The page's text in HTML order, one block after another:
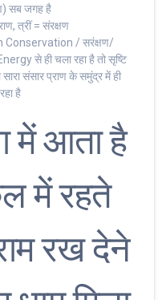
सब जगह है
त्रीं = संरक्षण
Conservation / सरंक्षण/
से ही चला रहा है तो सृष्टि
संसार प्राण के समुंद्र में ही
है
में आता है
में रहते
रख देने